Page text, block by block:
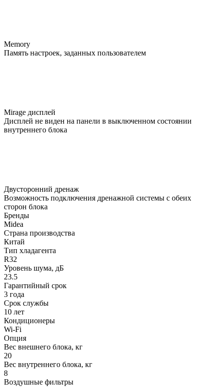
Memory
Память настроек, заданных пользователем
Mirage дисплей
Дисплей не виден на панели в выключенном состоянии
внутреннего блока
Двусторонний дренаж
Возможность подключения дренажной системы с обеих
сторон блока
Бренды
Midea
Страна производства
Китай
Тип хладагента
R32
Уровень шума, дБ
23.5
Гарантийный срок
3 года
Срок службы
10 лет
Кондиционеры
Wi-Fi
Опция
Вес внешнего блока, кг
20
Вес внутреннего блока, кг
8
Воздушные фильтры